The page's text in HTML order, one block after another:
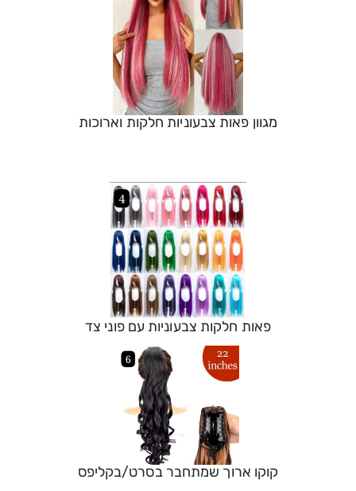
מגוון פאות צבעוניות חלקות וארוכות
פאות חלקות צבעוניות עם פוני צד
קוקו ארוך שמתחבר בסרט/בקליפס